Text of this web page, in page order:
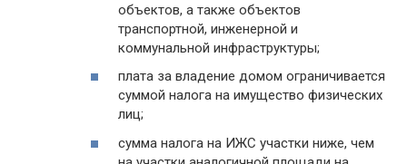
объектов, а также объектов
транспортной, инженерной и
коммунальной инфраструктуры;
плата за владение домом ограничивается
суммой налога на имущество физических
лиц;
сумма налога на ИЖС участки ниже, чем